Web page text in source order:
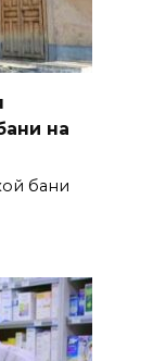
на
бани